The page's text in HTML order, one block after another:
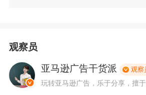
观察员
亚马逊广告干货派 观察
玩转亚马逊广告，乐于分享，擅于